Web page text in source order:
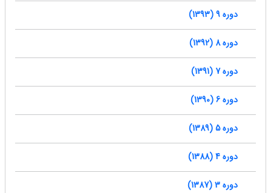
دوره 9 (1393)
دوره 8 (1392)
دوره 7 (1391)
دوره 6 (1390)
دوره 5 (1389)
دوره 4 (1388)
دوره 3 (1387)